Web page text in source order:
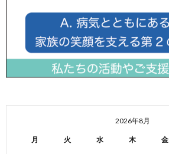
2026年8月
月 火 水 木 金